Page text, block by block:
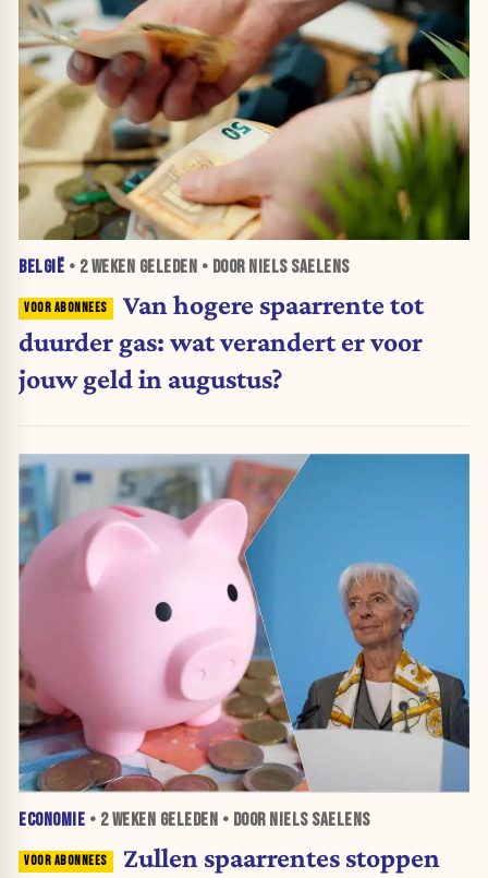
BELGIË • 2 WEKEN GELEDEN • DOOR NIELS SAELENS
Van hogere spaarrente tot
duurder gas: wat verandert er voor
jouw geld in augustus?
ECONOMIE • 2 WEKEN GELEDEN • DOOR NIELS SAELENS
Zullen spaarrentes stoppen